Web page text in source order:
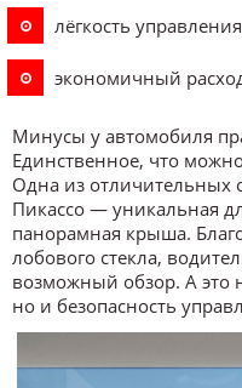
лёгкость
экономичный
Минусы у автомобиля
Единственное, что
Одна из отличительных
Пикассо — уникальная
панорамная крыша.
лобового стекла,
возможный обзор. А это
но и безопасность